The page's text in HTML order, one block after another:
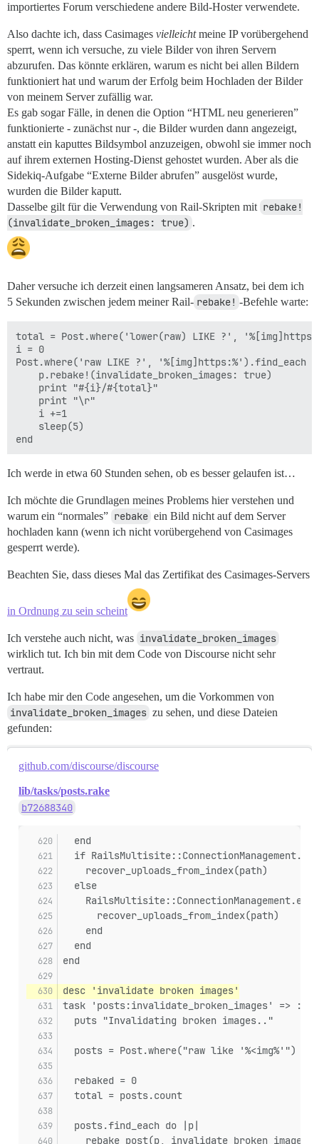
importiertes Forum verschiedene andere Bild-Hoster verwendete.
Also dachte ich, dass Casimages vielleichtmeine IP vorübergehend
sperrt, wenn ich versuche, zu viele Bilder von ihren Servern
abzurufen. Das könnte erklären, warum es nicht bei allen Bildern
funktioniert hat und warum der Erfolg beim Hochladen der Bilder
von meinem Server zufällig war.
Es gab sogar Fälle, in denen die Option “HTML neu generieren”
funktionierte - zunächst nur -, die Bilder wurden dann angezeigt,
anstatt ein kaputtes Bildsymbol anzuzeigen, obwohl sie immer noch
auf ihrem externen Hosting-Dienst gehostet wurden. Aber als die
Sidekiq-Aufgabe “Externe Bilder abrufen” ausgelöst wurde,
wurden die Bilder kaputt.
Dasselbe gilt für die Verwendung von Rail-Skripten mit rebake!
(invalidate_broken_images: true) .
Daher versuche ich derzeit einen langsameren Ansatz, bei dem ich
5 Sekunden zwischen jedem meiner Rail- rebake! -Befehle warte:
total = Post.where('lower(raw) LIKE ?',
i = 0
Post.where('raw LIKE ?', '%[img]https:%').find_each
    p.rebake!(invalidate_broken_images: true)
    print "#{i}/#{total}"
    print "\r"
    i +=1
    sleep(5)
Ich werde in etwa 60 Stunden sehen, ob es besser gelaufen ist…
Ich möchte die Grundlagen meines Problems hier verstehen und
warum ein “normales” rebake ein Bild nicht auf dem Server
hochladen kann (wenn ich nicht vorübergehend von Casimages
gesperrt werde).
Beachten Sie, dass dieses Mal das Zertifikat des Casimages-Servers
in Ordnung zu sein scheint
Ich verstehe auch nicht, was invalidate_broken_images
wirklich tut. Ich bin mit dem Code von Discourse nicht sehr
vertraut.
Ich habe mir den Code angesehen, um die Vorkommen von
invalidate_broken_images zu sehen, und diese Dateien
gefunden:
github.com/discourse/discourse
lib/tasks/posts.rake
b72688340
  end
if
    recover_uploads_from_index(path)
  else
      recover_uploads_from_index(path)
    end
  end
end
desc 'invalidate broken images'
task 'posts:invalidate_broken_images' =>
  puts "Invalidating broken images.."
  posts = Post.where("raw like '%<img%'")
  rebaked = 0
  total = posts.count
  posts.find_each do |p|
rebake_post(p, invalidate_broken_images: